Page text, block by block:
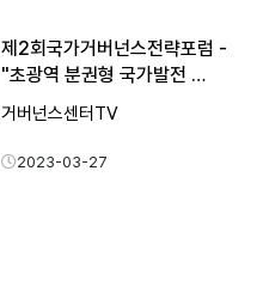
제2회국가거버넌스전략포럼 -
"초광역 분권형 국가발전 …
거버넌스센터TV
2023-03-27